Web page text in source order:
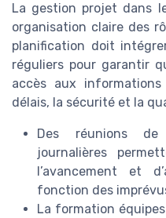
La gestion projet dans
organisation claire des
planification doit
réguliers pour garantir
accès aux
délais, la sécurité et la
Des réunions de
journalières
l’avancement et
fonction des
La formation